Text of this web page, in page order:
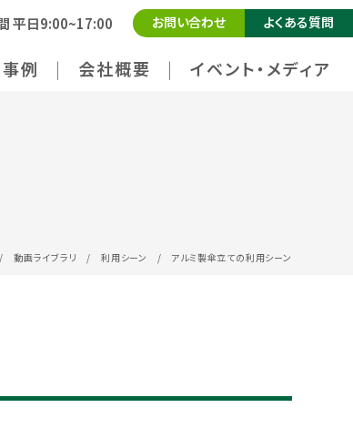
例 会社概要 イベント・メディア
平日9:00~17:00 お問い合わせ よくある質問
動画ライブラリ / 利用シーン / アルミ製傘立ての利用シーン